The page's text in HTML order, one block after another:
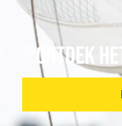
ONTDEK